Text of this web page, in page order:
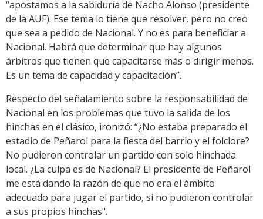
“apostamos a la sabiduría de Nacho Alonso (presidente
de la AUF). Ese tema lo tiene que resolver, pero no creo
que sea a pedido de Nacional. Y no es para beneficiar a
Nacional. Habrá que determinar que hay algunos
árbitros que tienen que capacitarse más o dirigir menos.
Es un tema de capacidad y capacitación”.
Respecto del señalamiento sobre la responsabilidad de
Nacional en los problemas que tuvo la salida de los
hinchas en el clásico, ironizó: “¿No estaba preparado el
estadio de Peñarol para la fiesta del barrio y el folclore?
No pudieron controlar un partido con solo hinchada
local. ¿La culpa es de Nacional? El presidente de Peñarol
me está dando la razón de que no era el ámbito
adecuado para jugar el partido, si no pudieron controlar
a sus propios hinchas".